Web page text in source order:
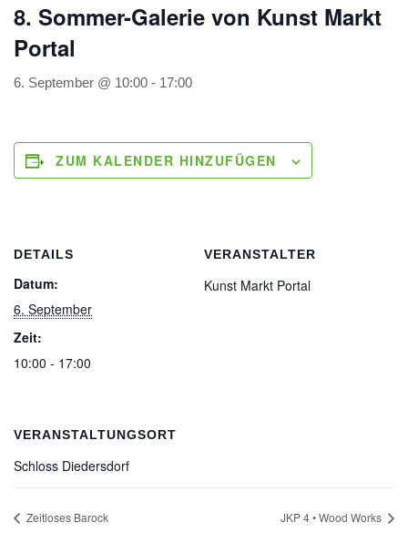
8. Sommer-Galerie von Kunst Markt
Portal
6. September @ 10:00 - 17:00
ZUM KALENDER HINZUFÜGEN
DETAILS
Datum:
6. September
Zeit:
10:00 - 17:00
VERANSTALTER
Kunst Markt Portal
VERANSTALTUNGSORT
Schloss Diedersdorf
Zeitloses Barock JKP 4 • Wood Works